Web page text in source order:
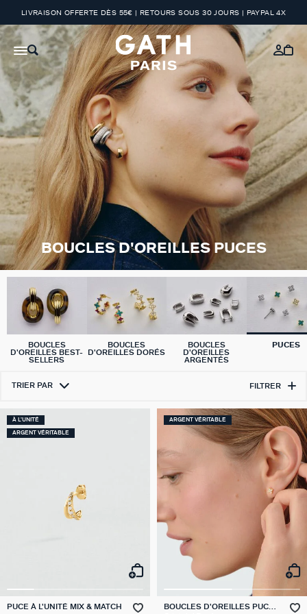
LIVRAISON OFFERTE DÈS 55€ | RETOURS SOUS 30 JOURS | PAYPAL 4X
BOUCLES D'OREILLES PUCES
BOUCLES
D'OREILLES BEST-
SELLERS
BOUCLES
D'OREILLES DORÉS
BOUCLES
D'OREILLES
ARGENTÉS
PUCES
TRIER PAR FILTRER
À L'UNITÉ
ARGENT VÉRITABLE
PUCE À L'UNITÉ MIX & MATCH
ARGENT VÉRITABLE
BOUCLES D'OREILLES PUCES